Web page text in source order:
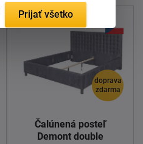
doprava
zdarma
Čalúnená posteľ
Demont double
Prijať všetko